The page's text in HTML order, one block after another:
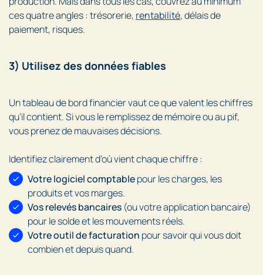
ces quatre angles : trésorerie, rentabilité, délais de
paiement, risques.
3) Utilisez des données fiables
Un tableau de bord financier vaut ce que valent les chiffres
qu’il contient. Si vous le remplissez de mémoire ou au pif,
vous prenez de mauvaises décisions.
Identifiez clairement d’où vient chaque chiffre :
Votre logiciel comptablepour les charges, les
produits et vos marges.
Vos relevés bancaires (ou votre application bancaire)
pour le solde et les mouvements réels.
Votre outil de facturation pour savoir qui vous doit
combien et depuis quand.